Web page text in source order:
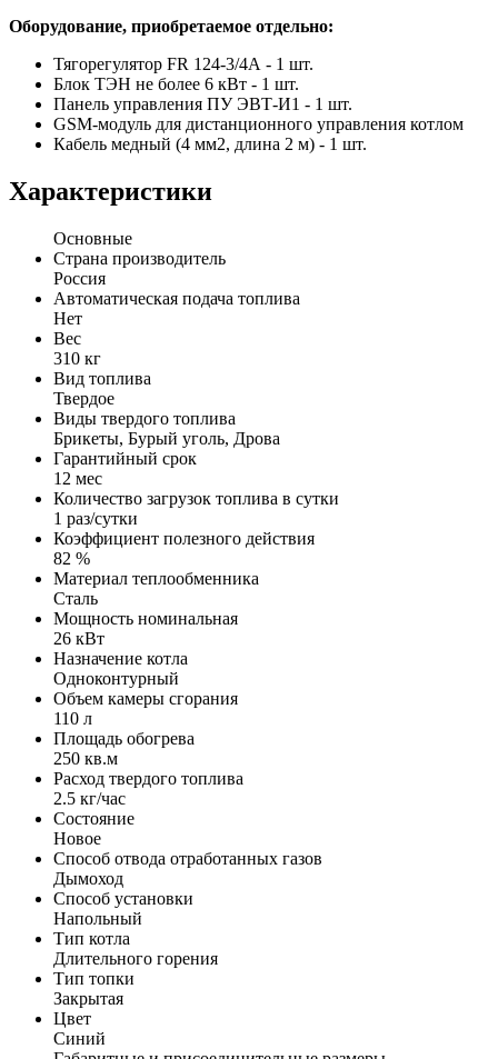
Оборудование, приобретаемое отдельно:
Тягорегулятор FR 124-3/4А - 1 шт.
Блок ТЭН не более 6 кВт - 1 шт.
Панель управления ПУ ЭВТ-И1 - 1 шт.
GSM-модуль для дистанционного управления котлом
Кабель медный (4 мм2, длина 2 м) - 1 шт.
Характеристики
Основные
Страна производитель
Россия
Автоматическая подача топлива
Нет
Вес
310 кг
Вид топлива
Твердое
Виды твердого топлива
Брикеты, Бурый уголь, Дрова
Гарантийный срок
12 мес
Количество загрузок топлива в сутки
1 раз/сутки
Коэффициент полезного действия
82 %
Материал теплообменника
Сталь
Мощность номинальная
26 кВт
Назначение котла
Одноконтурный
Объем камеры сгорания
110 л
Площадь обогрева
250 кв.м
Расход твердого топлива
2.5 кг/час
Состояние
Новое
Способ отвода отработанных газов
Дымоход
Способ установки
Напольный
Тип котла
Длительного горения
Тип топки
Закрытая
Цвет
Синий